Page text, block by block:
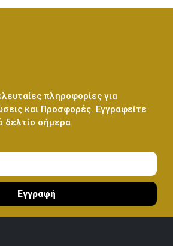
πληροφορίες για
και Προσφορές. Εγγραφείτε
δελτίο σήμερα
Εγγραφή